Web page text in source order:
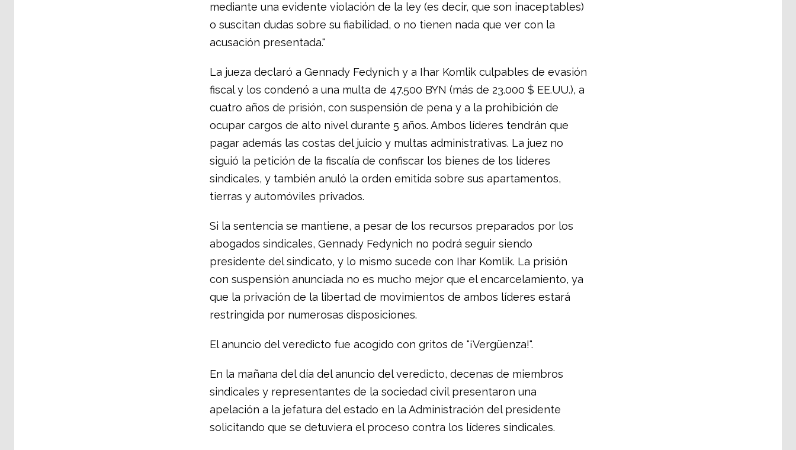
mediante una evidente violación de la ley (es decir, que son inaceptables)
o suscitan dudas sobre su fiabilidad, o no tienen nada que ver con la
acusación presentada."
La jueza declaró a Gennady Fedynich y a Ihar Komlik culpables de evasión
fiscal y los condenó a una multa de 47.500 BYN (más de 23.000 $ EE.UU.), a
cuatro años de prisión, con suspensión de pena y a la prohibición de
ocupar cargos de alto nivel durante 5 años. Ambos líderes tendrán que
pagar además las costas del juicio y multas administrativas. La juez no
siguió la petición de la fiscalía de confiscar los bienes de los líderes
sindicales, y también anuló la orden emitida sobre sus apartamentos,
tierras y automóviles privados.
Si la sentencia se mantiene, a pesar de los recursos preparados por los
abogados sindicales, Gennady Fedynich no podrá seguir siendo
presidente del sindicato, y lo mismo sucede con Ihar Komlik. La prisión
con suspensión anunciada no es mucho mejor que el encarcelamiento, ya
que la privación de la libertad de movimientos de ambos líderes estará
restringida por numerosas disposiciones.
El anuncio del veredicto fue acogido con gritos de "¡Vergüenza!".
En la mañana del día del anuncio del veredicto, decenas de miembros
sindicales y representantes de la sociedad civil presentaron una
apelación a la jefatura del estado en la Administración del presidente
solicitando que se detuviera el proceso contra los líderes sindicales.